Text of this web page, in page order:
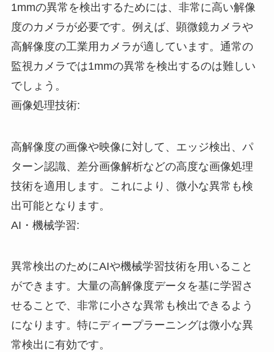
1mmの異常を検出するためには、非常に高い解像
度のカメラが必要です。例えば、顕微鏡カメラや
高解像度の工業用カメラが適しています。通常の
監視カメラでは1mmの異常を検出するのは難しい
でしょう。
画像処理技術:
高解像度の画像や映像に対して、エッジ検出、パ
ターン認識、差分画像解析などの高度な画像処理
技術を適用します。これにより、微小な異常も検
出可能となります。
AI・機械学習:
異常検出のためにAIや機械学習技術を用いること
ができます。大量の高解像度データを基に学習さ
せることで、非常に小さな異常も検出できるよう
になります。特にディープラーニングは微小な異
常検出に有効です。